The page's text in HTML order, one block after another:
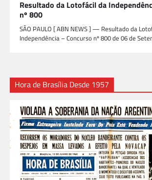
Resultado da Lotofácil da
nº 800
SÃO PAULO [ ABN NEWS ] — Resultado da
Independência – Concurso nº 800 de 06 de
Hora de Brasília Desde 1957